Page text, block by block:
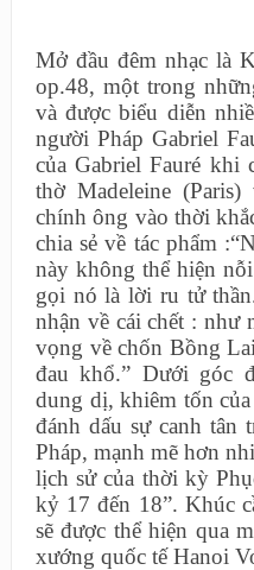
Mở đầu đêm nhạc là
op.48, một trong
và được biểu diễn
người Pháp Gabriel
của Gabriel Fauré khi
thờ Madeleine
chính ông vào thời
chia sẻ về tác phẩm
này không thể hiện
gọi nó là lời ru tử
nhận về cái chết : như
vọng về chốn Bồng
đau khổ.” Dưới góc
dung dị, khiêm tốn
đánh dấu sự canh tân
Pháp, mạnh mẽ hơn
lịch sử của thời kỳ
kỷ 17 đến 18”. Khúc
sẽ được thể hiện qua
xướng quốc tế Hanoi